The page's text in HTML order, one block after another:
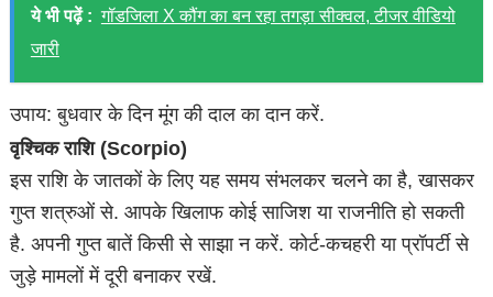
ये भी पढ़ें : गॉडज‍िला X कौंग का बन रहा तगड़ा सीक्‍वल, टीजर वीडियो
जारी
उपाय: बुधवार के दिन मूंग की दाल का दान करें.
वृश्चिक राशि (Scorpio)
इस राशि के जातकों के लिए यह समय संभलकर चलने का है, खासकर
गुप्त शत्रुओं से. आपके खिलाफ कोई साजिश या राजनीति हो सकती
है. अपनी गुप्त बातें किसी से साझा न करें. कोर्ट-कचहरी या प्रॉपर्टी से
जुड़े मामलों में दूरी बनाकर रखें.